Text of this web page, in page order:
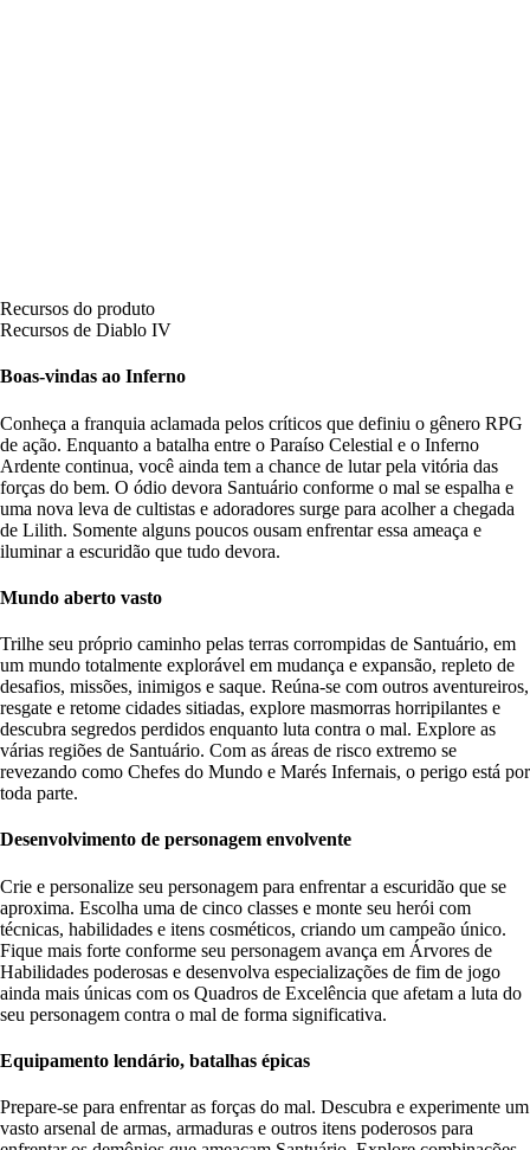
Recursos do produto
Recursos de Diablo IV
Boas-vindas ao Inferno
Conheça a franquia aclamada pelos críticos que definiu o gênero RPG
de ação. Enquanto a batalha entre o Paraíso Celestial e o Inferno
Ardente continua, você ainda tem a chance de lutar pela vitória das
forças do bem. O ódio devora Santuário conforme o mal se espalha e
uma nova leva de cultistas e adoradores surge para acolher a chegada
de Lilith. Somente alguns poucos ousam enfrentar essa ameaça e
iluminar a escuridão que tudo devora.
Mundo aberto vasto
Trilhe seu próprio caminho pelas terras corrompidas de Santuário, em
um mundo totalmente explorável em mudança e expansão, repleto de
desafios, missões, inimigos e saque. Reúna-se com outros aventureiros,
resgate e retome cidades sitiadas, explore masmorras horripilantes e
descubra segredos perdidos enquanto luta contra o mal. Explore as
várias regiões de Santuário. Com as áreas de risco extremo se
revezando como Chefes do Mundo e Marés Infernais, o perigo está por
toda parte.
Desenvolvimento de personagem envolvente
Crie e personalize seu personagem para enfrentar a escuridão que se
aproxima. Escolha uma de cinco classes e monte seu herói com
técnicas, habilidades e itens cosméticos, criando um campeão único.
Fique mais forte conforme seu personagem avança em Árvores de
Habilidades poderosas e desenvolva especializações de fim de jogo
ainda mais únicas com os Quadros de Excelência que afetam a luta do
seu personagem contra o mal de forma significativa.
Equipamento lendário, batalhas épicas
Prepare-se para enfrentar as forças do mal. Descubra e experimente um
vasto arsenal de armas, armaduras e outros itens poderosos para